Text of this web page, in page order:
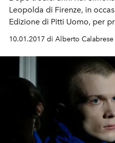
Leopolda di Firenze, in
Edizione di Pitti Uomo, per
10.01.2017 di Alberto Calabrese